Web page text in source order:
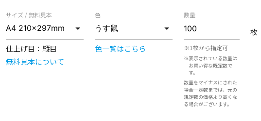
サイズ / 無料見本
仕上げ目： 縦目
無料見本について
色
色一覧はこちら
数量
※1枚から指定可
※表示されている数量は
お買い得な既定数で
す。
数量をマイナスにされた
場合一定数までは、元の
規定数の価格より高くな
る場合がございます。
枚